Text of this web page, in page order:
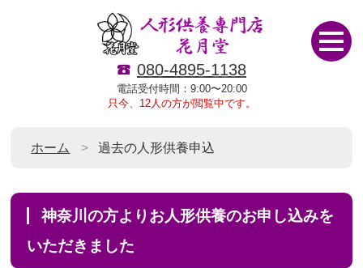
080-4895-1138
電話受付時間：9:00〜20:00
只今、12人の方が閲覧中です。
ホーム 過去の人形供養申込
神奈川の方よりお人形供養のお申し込みを
いただきました